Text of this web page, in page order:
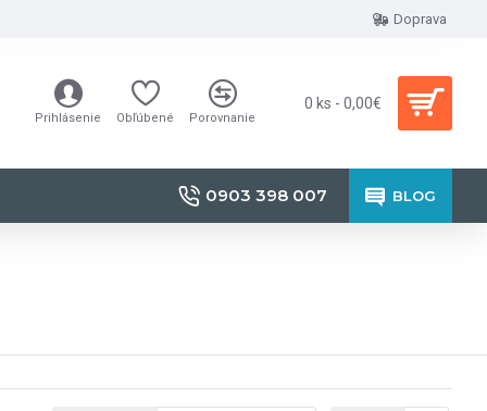
Doprava
Prihlásenie Obľúbené Porovnanie
0 ks - 0,00€
0903 398 007 BLOG